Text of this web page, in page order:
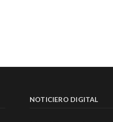
NOTICIERO DIGITAL